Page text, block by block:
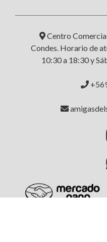
Centro
Condes. Horario de
10:30 a 18:30 y